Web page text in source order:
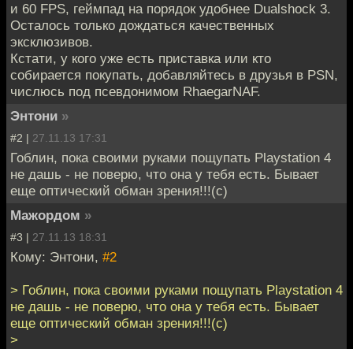
и 60 FPS, геймпад на порядок удобнее Dualshock 3.
Осталось только дождаться качественных
эксклюзивов.
Кстати, у кого уже есть приставка или кто
собирается покупать, добавляйтесь в друзья в PSN,
числюсь под псевдонимом RhaegarNAF.
Энтони »
#2 | 27.11.13 17:31
Гоблин, пока своими руками пощупать Playstation 4
не дашь - не поверю, что она у тебя есть. Бывает
еще оптический обман зрения!!!(с)
Мажордом »
#3 | 27.11.13 18:31
Кому: Энтони, #2
> Гоблин, пока своими руками пощупать Playstation 4
не дашь - не поверю, что она у тебя есть. Бывает
еще оптический обман зрения!!!(с)
>